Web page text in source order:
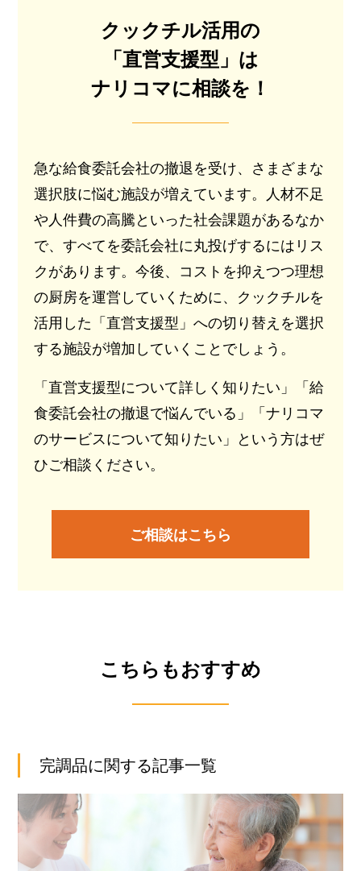
クックチル活用の
「直営支援型」は
ナリコマに相談を！
急な給食委託会社の撤退を受け、さまざまな
選択肢に悩む施設が増えています。人材不足
や人件費の高騰といった社会課題があるなか
で、すべてを委託会社に丸投げするにはリス
クがあります。今後、コストを抑えつつ理想
の厨房を運営していくために、クックチルを
活用した「直営支援型」への切り替えを選択
する施設が増加していくことでしょう。
「直営支援型について詳しく知りたい」「給
食委託会社の撤退で悩んでいる」「ナリコマ
のサービスについて知りたい」という方はぜ
ひご相談ください。
ご相談はこちら
こちらもおすすめ
完調品に関する記事一覧